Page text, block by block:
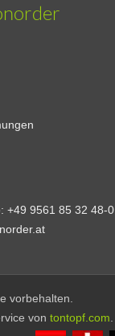
+49 9561 85 32 48-0
vorbehalten.
von tontopf.com